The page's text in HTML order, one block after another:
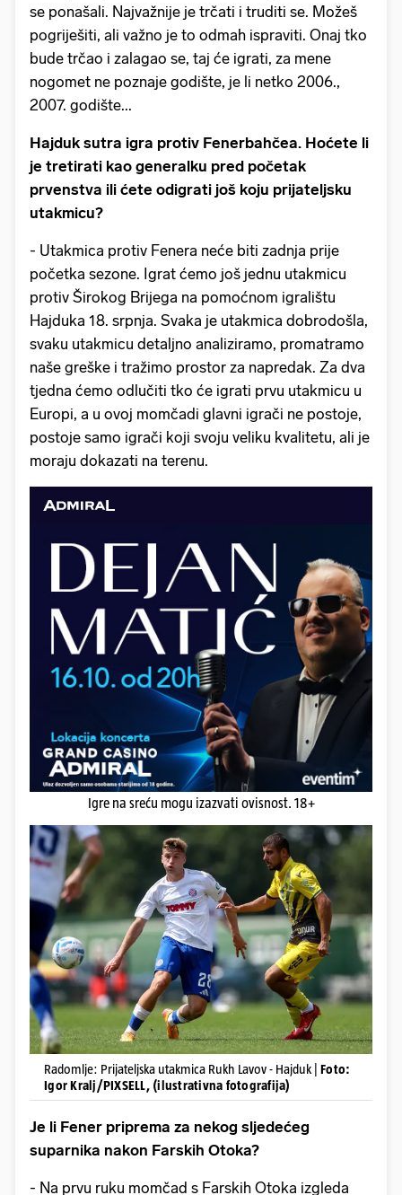
se ponašali. Najvažnije je trčati i truditi se. Možeš
pogriješiti, ali važno je to odmah ispraviti. Onaj tko
bude trčao i zalagao se, taj će igrati, za mene
nogomet ne poznaje godište, je li netko 2006.,
2007. godište...
Hajduk sutra igra protiv Fenerbahčea. Hoćete li
je tretirati kao generalku pred početak
prvenstva ili ćete odigrati još koju prijateljsku
utakmicu?
- Utakmica protiv Fenera neće biti zadnja prije
početka sezone. Igrat ćemo još jednu utakmicu
protiv Širokog Brijega na pomoćnom igralištu
Hajduka 18. srpnja. Svaka je utakmica dobrodošla,
svaku utakmicu detaljno analiziramo, promatramo
naše greške i tražimo prostor za napredak. Za dva
tjedna ćemo odlučiti tko će igrati prvu utakmicu u
Europi, a u ovoj momčadi glavni igrači ne postoje,
postoje samo igrači koji svoju veliku kvalitetu, ali je
moraju dokazati na terenu.
Igre na sreću mogu izazvati ovisnost. 18+
Radomlje: Prijateljska utakmica Rukh Lavov - Hajduk | Foto:
Igor Kralj/PIXSELL, (ilustrativna fotografija)
Je li Fener priprema za nekog sljedećeg
suparnika nakon Farskih Otoka?
- Na prvu ruku momčad s Farskih Otoka izgleda